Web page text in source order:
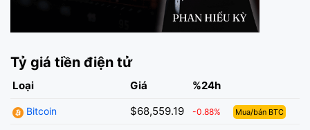
Tỷ giá tiền điện tử
Loại Giá %24h
Bitcoin $68,559.19 -0.88% Mua/bán BTC